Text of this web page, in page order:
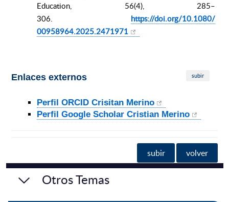
Education, 56(4), 285–
306.
https://doi.org/10.1080/
00958964.2025.2471971
Enlaces externos subir
Perfil ORCID Crisitan Merino
Perfil Google Scholar Cristian Merino
subir volver
Otros Temas